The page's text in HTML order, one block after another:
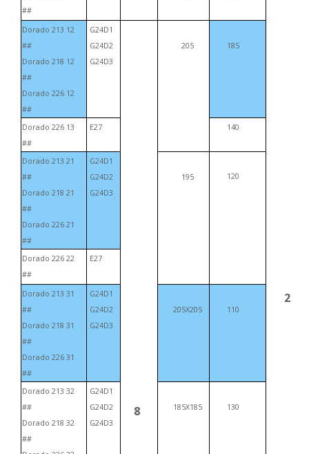
2
##
Dorado 213 12
##
Dorado 218 12
##
Dorado 226 12
##
G24D1
G24D2
G24D3
8
205 185
Dorado 226 13
##
E27 140
Dorado 213 21
##
Dorado 218 21
##
Dorado 226 21
##
G24D1
G24D2
G24D3
195 120
Dorado 226 22
##
E27
Dorado 213 31
##
Dorado 218 31
##
Dorado 226 31
##
G24D1
G24D2
G24D3
205Х205 110
Dorado 213 32
##
Dorado 218 32
##
G24D1
G24D2
G24D3
185Х185 130